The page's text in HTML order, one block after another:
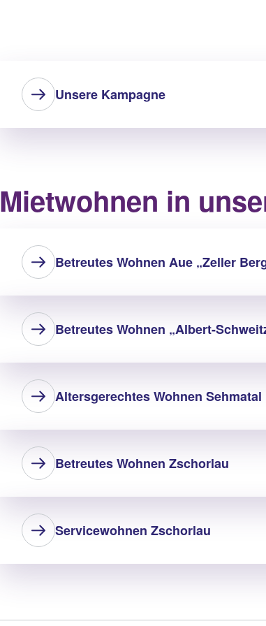
Unsere Kampagne
Mietwohnen in
Betreutes Wohnen Aue „Zeller
Betreutes Wohnen „Albert-
Altersgerechtes Wohnen Sehmatal
Betreutes Wohnen Zschorlau
Servicewohnen Zschorlau